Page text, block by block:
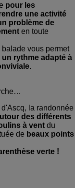
pour les
une activité
problème de
en toute
vous permet
rythme adapté à
.
la randonnée
des différents
à vent du
de beaux points
verte !